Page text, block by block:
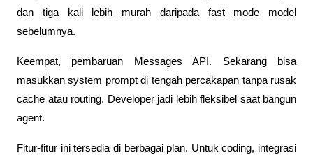
dan tiga kali lebih murah daripada fast mode model
sebelumnya.
Keempat, pembaruan Messages API. Sekarang bisa
masukkan system prompt di tengah percakapan tanpa rusak
cache atau routing. Developer jadi lebih fleksibel saat bangun
agent.
Fitur-fitur ini tersedia di berbagai plan. Untuk coding, integrasi